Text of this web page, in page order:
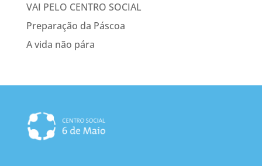
VAI PELO CENTRO SOCIAL
Preparação da Páscoa
A vida não pára